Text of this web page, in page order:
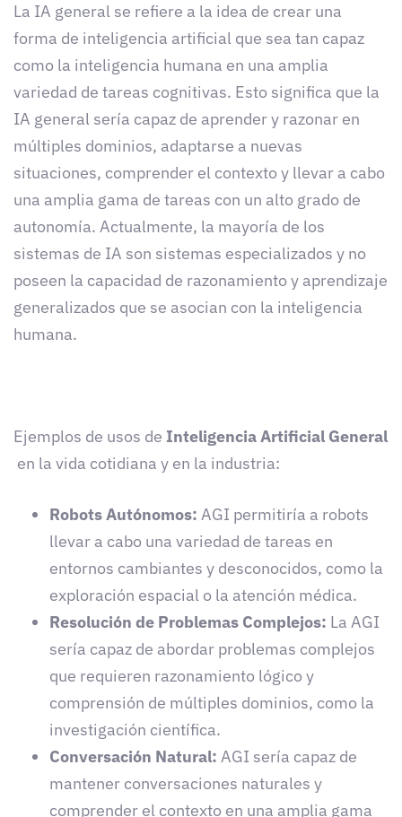
La IA general se refiere a la idea de crear una
forma de inteligencia artificial que sea tan capaz
como la inteligencia humana en una amplia
variedad de tareas cognitivas. Esto significa que la
IA general sería capaz de aprender y razonar en
múltiples dominios, adaptarse a nuevas
situaciones, comprender el contexto y llevar a cabo
una amplia gama de tareas con un alto grado de
autonomía. Actualmente, la mayoría de los
sistemas de IA son sistemas especializados y no
poseen la capacidad de razonamiento y aprendizaje
generalizados que se asocian con la inteligencia
humana.
Ejemplos de usos de Inteligencia Artificial General
en la vida cotidiana y en la industria:
Robots Autónomos: AGI permitiría a robots
llevar a cabo una variedad de tareas en
entornos cambiantes y desconocidos, como la
exploración espacial o la atención médica.
Resolución de Problemas Complejos: La AGI
sería capaz de abordar problemas complejos
que requieren razonamiento lógico y
comprensión de múltiples dominios, como la
investigación científica.
Conversación Natural: AGI sería capaz de
mantener conversaciones naturales y
comprender el contexto en una amplia gama